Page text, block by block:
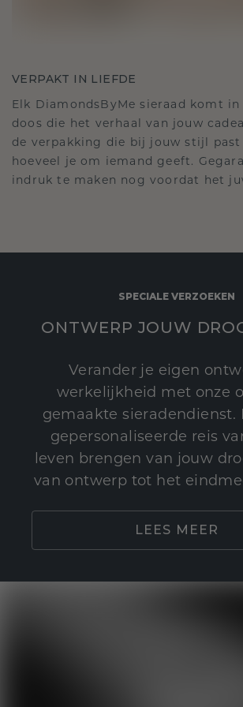
VERPAKT IN LIEFDE
Elk DiamondsByMe sieraad komt in
doos die het verhaal van jouw
de verpakking die bij jouw stijl past
hoeveel je om iemand geeft.
indruk te maken nog voordat het
SPECIALE VERZOEKEN
ONTWERP JOUW
Verander je eigen
werkelijkheid met onze
gemaakte sieradendienst.
gepersonaliseerde reis
leven brengen van jouw
van ontwerp tot het
LEES MEER